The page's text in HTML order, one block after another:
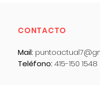
CONTACTO
Mail:
Teléfono:415-150 1548